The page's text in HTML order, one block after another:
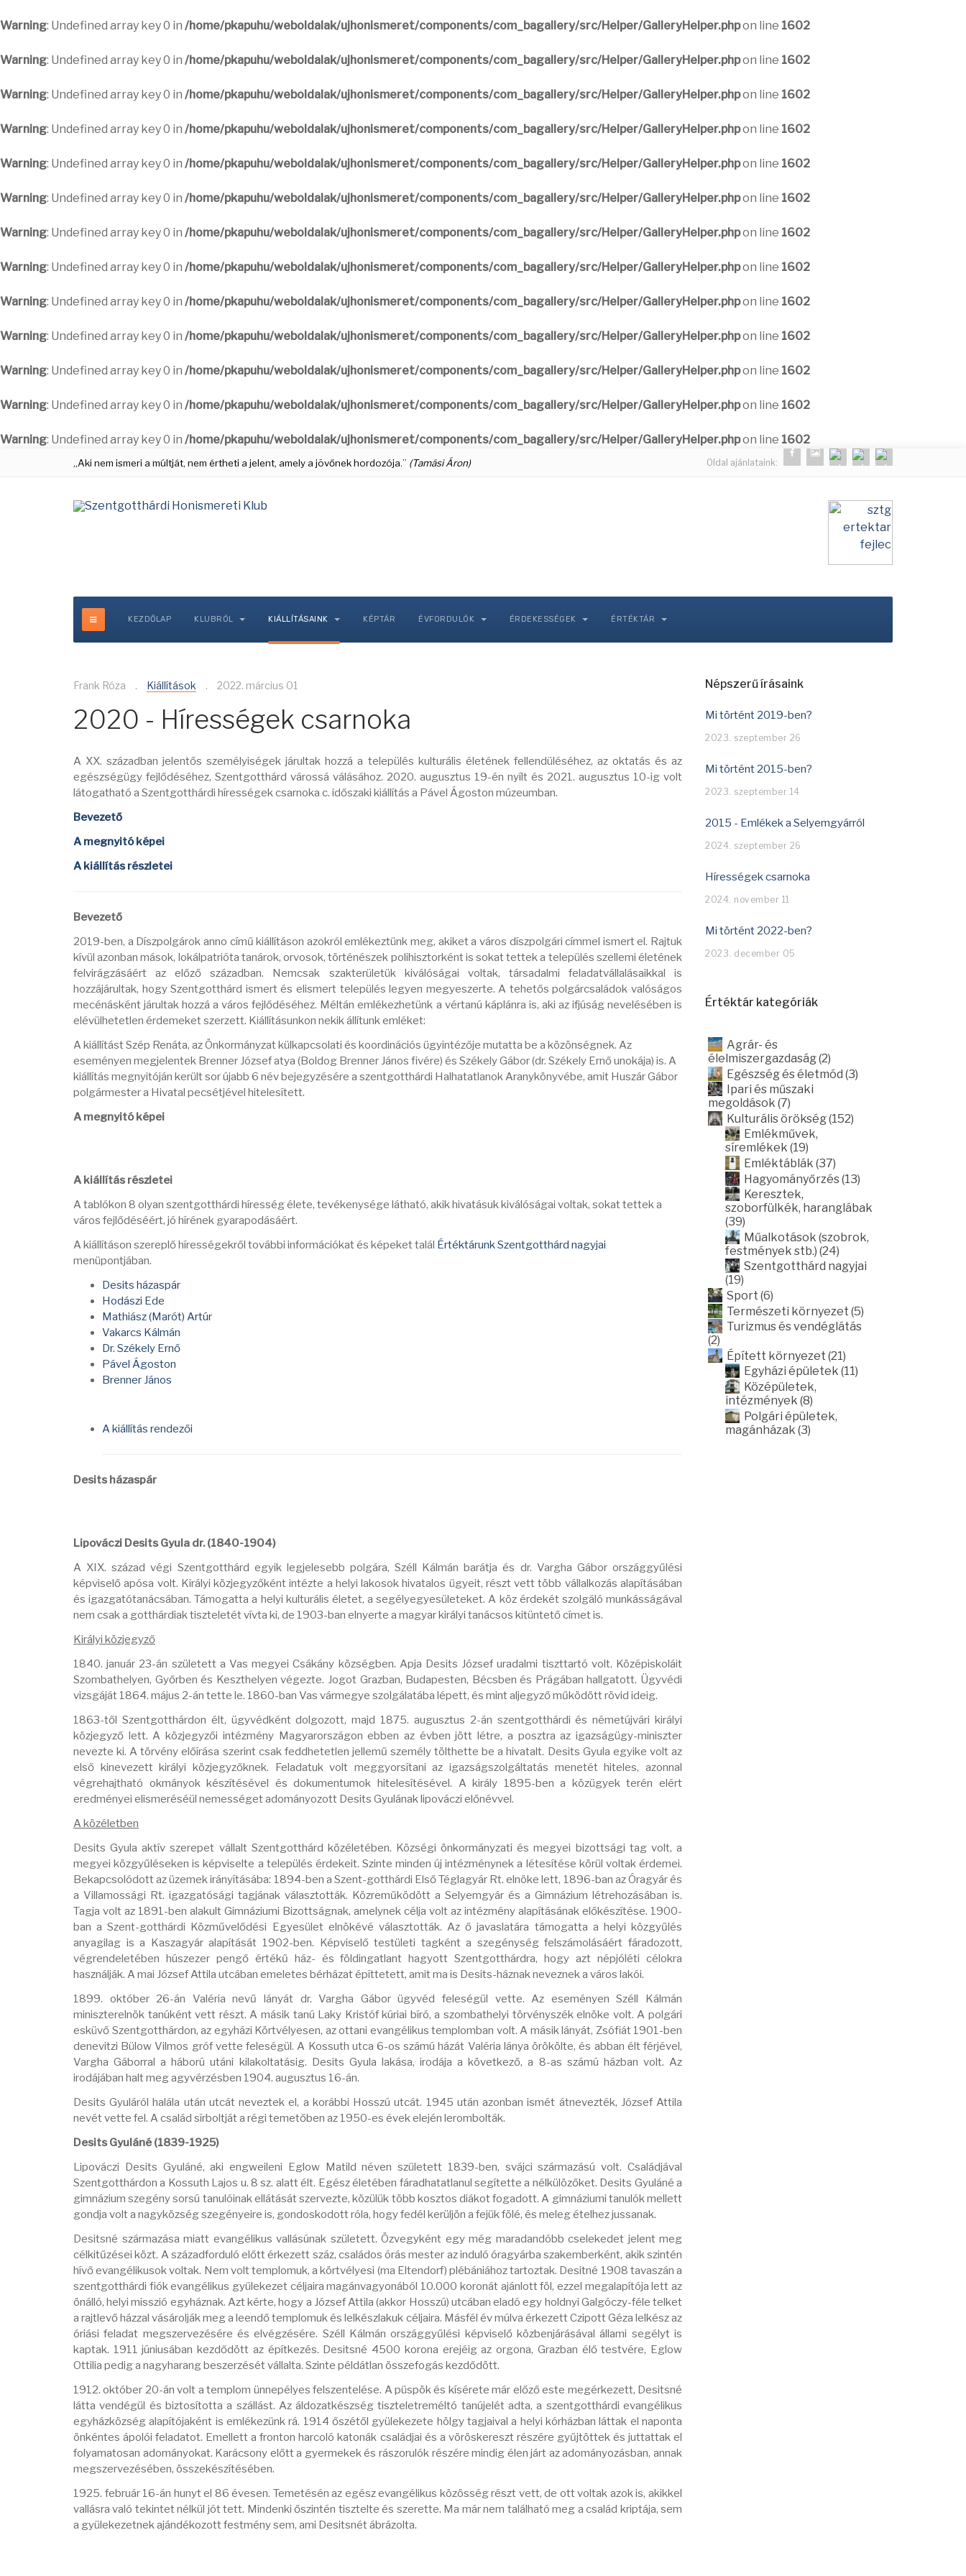
Warning: Undefined array key 0 in /home/pkapuhu/weboldalak/ujhonismeret/components/com_bagallery/src/Helper/GalleryHelper.phpon line 1602
Warning: Undefined array key 0 in /home/pkapuhu/weboldalak/ujhonismeret/components/com_bagallery/src/Helper/GalleryHelper.phpon line 1602
Warning: Undefined array key 0 in /home/pkapuhu/weboldalak/ujhonismeret/components/com_bagallery/src/Helper/GalleryHelper.phpon line 1602
Warning: Undefined array key 0 in /home/pkapuhu/weboldalak/ujhonismeret/components/com_bagallery/src/Helper/GalleryHelper.phpon line 1602
Warning: Undefined array key 0 in /home/pkapuhu/weboldalak/ujhonismeret/components/com_bagallery/src/Helper/GalleryHelper.phpon line 1602
Warning: Undefined array key 0 in /home/pkapuhu/weboldalak/ujhonismeret/components/com_bagallery/src/Helper/GalleryHelper.phpon line 1602
Warning: Undefined array key 0 in /home/pkapuhu/weboldalak/ujhonismeret/components/com_bagallery/src/Helper/GalleryHelper.phpon line 1602
Warning: Undefined array key 0 in /home/pkapuhu/weboldalak/ujhonismeret/components/com_bagallery/src/Helper/GalleryHelper.phpon line 1602
Warning: Undefined array key 0 in /home/pkapuhu/weboldalak/ujhonismeret/components/com_bagallery/src/Helper/GalleryHelper.phpon line 1602
Warning: Undefined array key 0 in /home/pkapuhu/weboldalak/ujhonismeret/components/com_bagallery/src/Helper/GalleryHelper.phpon line 1602
Warning: Undefined array key 0 in /home/pkapuhu/weboldalak/ujhonismeret/components/com_bagallery/src/Helper/GalleryHelper.phpon line 1602
Warning: Undefined array key 0 in /home/pkapuhu/weboldalak/ujhonismeret/components/com_bagallery/src/Helper/GalleryHelper.phpon line 1602
Warning: Undefined array key 0 in /home/pkapuhu/weboldalak/ujhonismeret/components/com_bagallery/src/Helper/GalleryHelper.phpon line 1602
„Aki nem ismeri a múltját, nem értheti a jelent, amely a jövőnek hordozója.” (Tamási Áron) Oldal ajánlataink:
KEZDŐLAP KLUBRÓL KIÁLLÍTÁSAINK KÉPTÁR ÉVFORDULÓK ÉRDEKESSÉGEK ÉRTÉKTÁR
Frank Róza Kiállítások 2022. március 01
2020 - Hírességek csarnoka
A XX. században jelentős személyiségek járultak hozzá a település kulturális életének fellendüléséhez, az oktatás és az
egészségügy fejlődéséhez, Szentgotthárd várossá válásához. 2020. augusztus 19-én nyílt és 2021. augusztus 10-ig volt
látogatható a Szentgotthárdi hírességek csarnoka c. időszaki kiállítás a Pável Ágoston múzeumban.
Bevezető
A megnyitó képei
A kiállítás részletei
Bevezető
2019-ben, a Díszpolgárok anno című kiállításon azokról emlékeztünk meg, akiket a város díszpolgári címmel ismert el. Rajtuk
kívül azonban mások, lokálpatrióta tanárok, orvosok, történészek polihisztorként is sokat tettek a település szellemi életének
felvirágzásáért az előző században. Nemcsak szakterületük kiválóságai voltak, társadalmi feladatvállalásaikkal is
hozzájárultak, hogy Szentgotthárd ismert és elismert település legyen megyeszerte. A tehetős polgárcsaládok valóságos
mecénásként járultak hozzá a város fejlődéséhez. Méltán emlékezhetünk a vértanú káplánra is, aki az ifjúság nevelésében is
elévülhetetlen érdemeket szerzett. Kiállításunkon nekik állítunk emléket:
A kiállítást Szép Renáta, az Önkormányzat külkapcsolati és koordinációs ügyintézője mutatta be a közönségnek. Az
eseményen megjelentek Brenner József atya (Boldog Brenner János fivére) és Székely Gábor (dr. Székely Ernő unokája) is. A
kiállítás megnyitóján került sor újabb 6 név bejegyzésére a szentgotthárdi Halhatatlanok Aranykönyvébe, amit Huszár Gábor
polgármester a Hivatal pecsétjével hitelesített.
A megnyitó képei
A kiállítás részletei
A tablókon 8 olyan szentgotthárdi híresség élete, tevékenysége látható, akik hivatásuk kiválóságai voltak, sokat tettek a
város fejlődéséért, jó hírének gyarapodásáért.
A kiállításon szereplő hírességekről további információkat és képeket talál Értéktárunk Szentgotthárd nagyjai
menüpontjában.
Desits házaspár
Hodászi Ede
Mathiász (Marót) Artúr
Vakarcs Kálmán
Dr. Székely Ernő
Pável Ágoston
Brenner János
A kiállítás rendezői
Desits házaspár
Lipováczi Desits Gyula dr. (1840-1904)
A XIX. század végi Szentgotthárd egyik legjelesebb polgára, Széll Kálmán barátja és dr. Vargha Gábor országgyűlési
képviselő apósa volt. Királyi közjegyzőként intézte a helyi lakosok hivatalos ügyeit, részt vett több vállalkozás alapításában
és igazgatótanácsában. Támogatta a helyi kulturális életet, a segélyegyesületeket. A köz érdekét szolgáló munkásságával
nem csak a gotthárdiak tiszteletét vívta ki, de 1903-ban elnyerte a magyar királyi tanácsos kitüntető címet is.
Királyi közjegyző
1840. január 23-án született a Vas megyei Csákány községben. Apja Desits József uradalmi tiszttartó volt. Középiskoláit
Szombathelyen, Győrben és Keszthelyen végezte. Jogot Grazban, Budapesten, Bécsben és Prágában hallgatott. Ügyvédi
vizsgáját 1864. május 2-án tette le. 1860-ban Vas vármegye szolgálatába lépett, és mint aljegyző működött rövid ideig.
1863-től Szentgotthárdon élt, ügyvédként dolgozott, majd 1875. augusztus 2-án szentgotthárdi és németújvári királyi
közjegyző lett. A közjegyzői intézmény Magyarországon ebben az évben jött létre, a posztra az igazságügy-miniszter
nevezte ki. A törvény előírása szerint csak feddhetetlen jellemű személy tölthette be a hivatalt. Desits Gyula egyike volt az
első kinevezett királyi közjegyzőknek. Feladatuk volt meggyorsítani az igazságszolgáltatás menetét hiteles, azonnal
végrehajtható okmányok készítésével és dokumentumok hitelesítésével. A király 1895-ben a közügyek terén elért
eredményei elismeréséül nemességet adományozott Desits Gyulának lipováczi előnévvel.
A közéletben
Desits Gyula aktív szerepet vállalt Szentgotthárd közéletében. Községi önkormányzati és megyei bizottsági tag volt, a
megyei közgyűléseken is képviselte a település érdekeit. Szinte minden új intézménynek a létesítése körül voltak érdemei.
Bekapcsolódott az üzemek irányításába: 1894-ben a Szent-gotthárdi Első Téglagyár Rt. elnöke lett, 1896-ban az Óragyár és
a Villamossági Rt. igazgatósági tagjának választották. Közreműködött a Selyemgyár és a Gimnázium létrehozásában is.
Tagja volt az 1891-ben alakult Gimnáziumi Bizottságnak, amelynek célja volt az intézmény alapításának előkészítése. 1900-
ban a Szent-gotthárdi Közművelődési Egyesület elnökévé választották. Az ő javaslatára támogatta a helyi közgyűlés
anyagilag is a Kaszagyár alapítását 1902-ben. Képviselő testületi tagként a szegénység felszámolásáért fáradozott,
végrendeletében húszezer pengő értékű ház- és földingatlant hagyott Szentgotthárdra, hogy azt népjóléti célokra
használják. A mai József Attila utcában emeletes bérházat építtetett, amit ma is Desits-háznak neveznek a város lakói.
1899. október 26-án Valéria nevű lányát dr. Vargha Gábor ügyvéd feleségül vette. Az eseményen Széll Kálmán
miniszterelnök tanúként vett részt. A másik tanú Laky Kristóf kúriai bíró, a szombathelyi törvényszék elnöke volt. A polgári
esküvő Szentgotthárdon, az egyházi Körtvélyesen, az ottani evangélikus templomban volt. A másik lányát, Zsófiát 1901-ben
denevitzi Bülow Vilmos gróf vette feleségül. A Kossuth utca 6-os számú házát Valéria lánya örökölte, és abban élt férjével,
Vargha Gáborral a háború utáni kilakoltatásig. Desits Gyula lakása, irodája a következő, a 8-as számú házban volt. Az
irodájában halt meg agyvérzésben 1904. augusztus 16-án.
Desits Gyuláról halála után utcát neveztek el, a korábbi Hosszú utcát. 1945 után azonban ismét átnevezték, József Attila
nevét vette fel. A család sírboltját a régi temetőben az 1950-es évek elején lerombolták.
Desits Gyuláné (1839-1925)
Lipováczi Desits Gyuláné, aki engweileni Eglow Matild néven született 1839-ben, svájci származású volt. Családjával
Szentgotthárdon a Kossuth Lajos u. 8 sz. alatt élt. Egész életében fáradhatatlanul segítette a nélkülözőket. Desits Gyuláné a
gimnázium szegény sorsú tanulóinak ellátását szervezte, közülük több kosztos diákot fogadott. A gimnáziumi tanulók mellett
gondja volt a nagyközség szegényeire is, gondoskodott róla, hogy fedél kerüljön a fejük fölé, és meleg ételhez jussanak.
Desitsné származása miatt evangélikus vallásúnak született. Özvegyként egy még maradandóbb cselekedet jelent meg
célkitűzései közt. A századforduló előtt érkezett száz, családos órás mester az induló óragyárba szakemberként, akik szintén
hívő evangélikusok voltak. Nem volt templomuk, a körtvélyesi (ma Eltendorf) plébániához tartoztak. Desitné 1908 tavaszán a
szentgotthárdi fiók evangélikus gyülekezet céljaira magánvagyonából 10.000 koronát ajánlott föl, ezzel megalapítója lett az
önálló, helyi misszió egyháznak. Azt kérte, hogy a József Attila (akkor Hosszú) utcában eladó egy holdnyi Galgóczy-féle telket
a rajtlevő házzal vásárolják meg a leendő templomuk és lelkészlakuk céljaira. Másfél év múlva érkezett Czipott Géza lelkész az
óriási feladat megszervezésére és elvégzésére. Széll Kálmán országgyűlési képviselő közbenjárásával állami segélyt is
kaptak. 1911 júniusában kezdődött az építkezés. Desitsné 4500 korona erejéig az orgona, Grazban élő testvére, Eglow
Ottilia pedig a nagyharang beszerzését vállalta. Szinte példátlan összefogás kezdődött.
1912. október 20-án volt a templom ünnepélyes felszentelése. A püspök és kísérete már előző este megérkezett, Desitsné
látta vendégül és biztosította a szállást. Az áldozatkészség tiszteletreméltó tanújelét adta, a szentgotthárdi evangélikus
egyházközség alapítójaként is emlékezünk rá. 1914 őszétől gyülekezete hölgy tagjaival a helyi kórházban láttak el naponta
önkéntes ápolói feladatot. Emellett a fronton harcoló katonák családjai és a vöröskereszt részére gyűjtöttek és juttattak el
folyamatosan adományokat. Karácsony előtt a gyermekek és rászorulók részére mindig élen járt az adományozásban, annak
megszervezésében, összekészítésében.
1925. február 16-án hunyt el 86 évesen. Temetésén az egész evangélikus közösség részt vett, de ott voltak azok is, akikkel
vallásra való tekintet nélkül jót tett. Mindenki őszintén tisztelte és szerette. Ma már nem található meg a család kriptája, sem
a gyülekezetnek ajándékozott festmény sem, ami Desitsnét ábrázolta.
Népszerű írásaink
Mi történt 2019-ben?
2023. szeptember 26
Mi történt 2015-ben?
2023. szeptember 14
2015 - Emlékek a Selyemgyárról
2024. szeptember 26
Hírességek csarnoka
2024. november 11
Mi történt 2022-ben?
2023. december 05
Értéktár kategóriák
Agrár- és
élelmiszergazdaság (2)
Egészség és életmód (3)
Ipari és műszaki
megoldások (7)
Kulturális örökség (152)
Emlékművek,
síremlékek (19)
Emléktáblák (37)
Hagyományőrzés (13)
Keresztek,
szoborfülkék, haranglábak
(39)
Műalkotások (szobrok,
festmények stb.) (24)
Szentgotthárd nagyjai
(19)
Sport (6)
Természeti környezet (5)
Turizmus és vendéglátás
(2)
Épített környezet (21)
Egyházi épületek (11)
Középületek,
intézmények (8)
Polgári épületek,
magánházak (3)